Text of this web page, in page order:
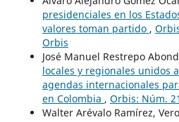
presidenciales en los
valores toman partido ,
Orbis
José Manuel Restrepo
locales y regionales unidos
agendas internacionales
en Colombia , Orbis: Núm.
Walter Arévalo Ramírez,